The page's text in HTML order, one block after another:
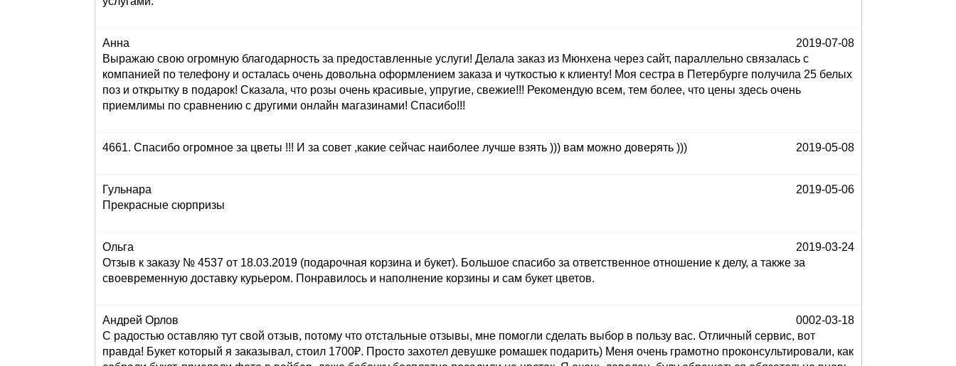
Анна
2019-07-08
Выражаю свою огромную благодарность за предоставленные услуги! Делала заказ из Мюнхена через сайт, параллельно связалась с
компанией по телефону и осталась очень довольна оформлением заказа и чуткостью к клиенту! Моя сестра в Петербурге получила 25 белых
поз и открытку в подарок! Сказала, что розы очень красивые, упругие, свежие!!! Рекомендую всем, тем более, что цены здесь очень
приемлимы по сравнению с другими онлайн магазинами! Спасибо!!!
2019-05-08
4661. Спасибо огромное за цветы !!! И за совет ,какие сейчас наиболее лучше взять ))) вам можно доверять )))
Гульнара
2019-05-06
Прекрасные сюрпризы
Ольга
2019-03-24
Отзыв к заказу № 4537 от 18.03.2019 (подарочная корзина и букет). Большое спасибо за ответственное отношение к делу, а также за
своевременную доставку курьером. Понравилось и наполнение корзины и сам букет цветов.
Андрей Орлов
0002-03-18
С радостью оставляю тут свой отзыв, потому что отстальные отзывы, мне помогли сделать выбор в пользу вас. Отличный сервис, вот
правда! Букет который я заказывал, стоил 1700₽. Просто захотел девушке ромашек подарить) Меня очень грамотно проконсультировали, как